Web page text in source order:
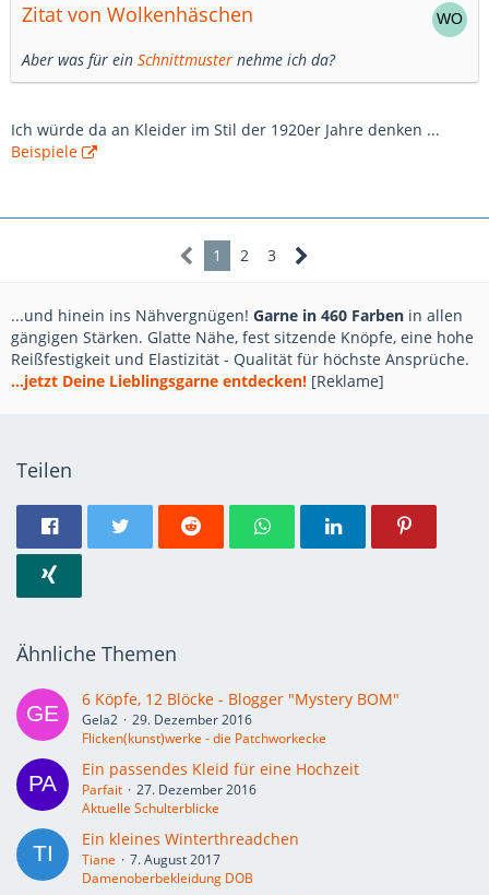
Zitat von Wolkenhäschen
Aber was für ein Schnittmuster nehme ich da?
Ich würde da an Kleider im Stil der 1920er Jahre denken ...
Beispiele
1 2 3
...und hinein ins Nähvergnügen! Garne in 460 Farben in allen
gängigen Stärken. Glatte Nähe, fest sitzende Knöpfe, eine hohe
Reißfestigkeit und Elastizität - Qualität für höchste Ansprüche.
...jetzt Deine Lieblingsgarne entdecken! [Reklame]
Teilen
Ähnliche Themen
6 Köpfe, 12 Blöcke - Blogger "Mystery BOM"
Gela2
29. Dezember 2016
Flicken(kunst)werke - die Patchworkecke
Ein passendes Kleid für eine Hochzeit
Parfait
27. Dezember 2016
Aktuelle Schulterblicke
Ein kleines Winterthreadchen
Tiane
7. August 2017
Damenoberbekleidung DOB